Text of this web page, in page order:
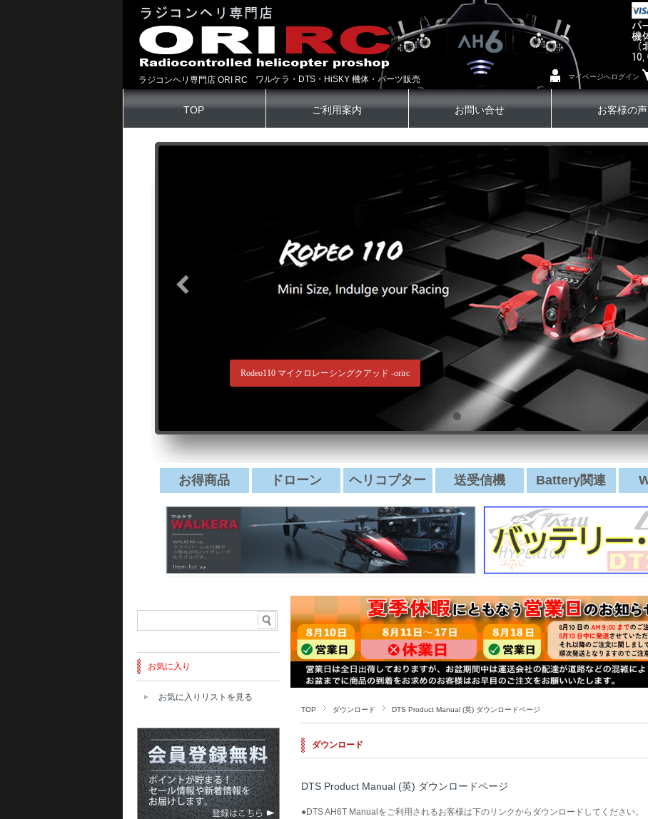
ラジコンヘリ専門店 ORI RC ワルケラ・DTS・HiSKY 機体・パーツ販売 マイページへログイン
TOP ご利用案内 お問い合せ お客様の声
TOP ダウンロード DTS Product Manual (英) ダウンロードページ
ダウンロード
DTS Product Manual (英) ダウンロードページ
●DTS AH6T Manualをご利用されるお客様は下のリンクからダウンロードしてください。
お気に入り
お気に入りリストを見る